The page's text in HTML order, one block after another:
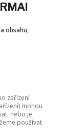
obsahu,
zařízení
mohou
nebo je
používat